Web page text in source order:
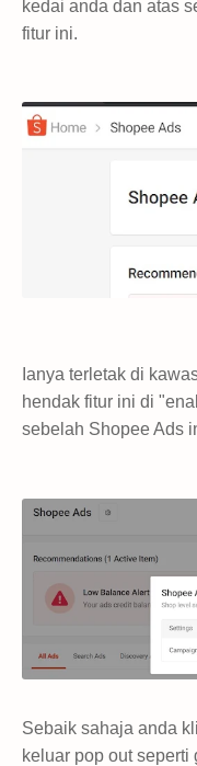
kedai anda dan atas
fitur ini.
Ianya terletak di
hendak fitur ini di
sebelah Shopee Ads
Sebaik sahaja anda
keluar pop out